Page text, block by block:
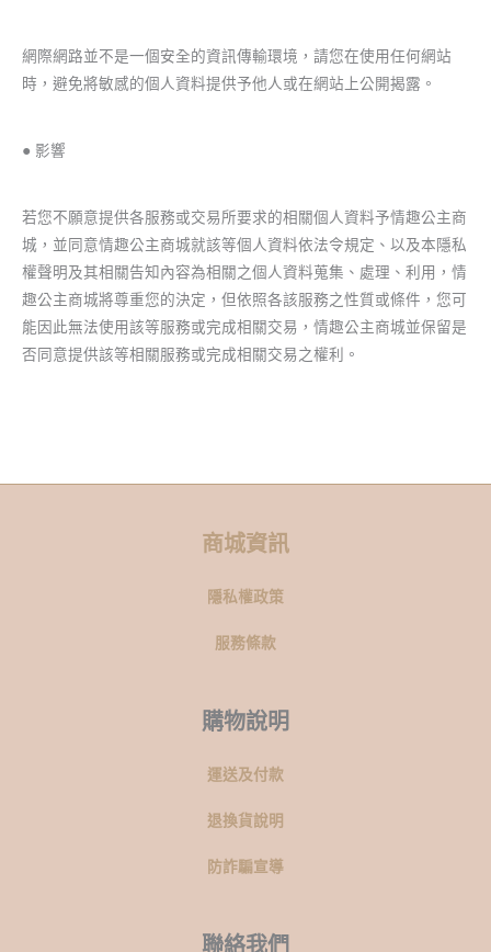
網際網路並不是一個安全的資訊傳輸環境，請您在使用任何網站
時，避免將敏感的個人資料提供予他人或在網站上公開揭露。
● 影響
若您不願意提供各服務或交易所要求的相關個人資料予情趣公主商
城，並同意情趣公主商城就該等個人資料依法令規定、以及本隱私
權聲明及其相關告知內容為相關之個人資料蒐集、處理、利用，情
趣公主商城將尊重您的決定，但依照各該服務之性質或條件，您可
能因此無法使用該等服務或完成相關交易，情趣公主商城並保留是
否同意提供該等相關服務或完成相關交易之權利。
商城資訊
隱私權政策
服務條款
購物說明
運送及付款
退換貨說明
防詐騙宣導
聯絡我們